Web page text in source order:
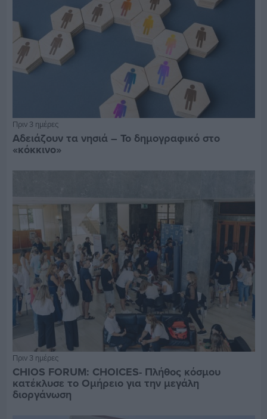
Πριν 3 ημέρες
Αδειάζουν τα νησιά – Το δημογραφικό στο
«κόκκινο»
Πριν 3 ημέρες
CHIOS FORUM: CHOICES- Πλήθος κόσμου
κατέκλυσε το Ομήρειο για την μεγάλη
διοργάνωση